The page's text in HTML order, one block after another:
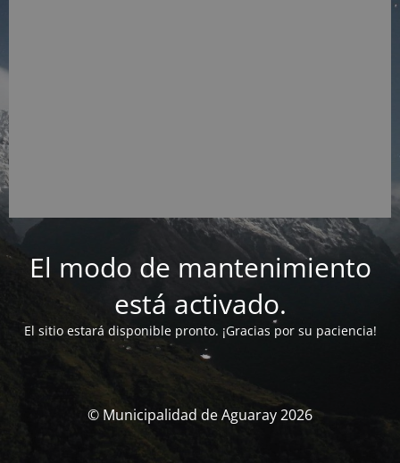
El modo de mantenimiento
está activado.
El sitio estará disponible pronto. ¡Gracias por su paciencia!
© Municipalidad de Aguaray 2026